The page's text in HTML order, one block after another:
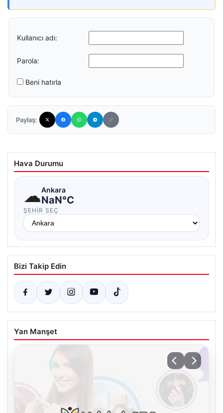
Kullanıcı adı:
Parola:
Beni hatırla
Paylaş:
Hava Durumu
☁Ankara
NaN°C
ŞEHIR SEÇ
Bizi Takip Edin
Yan Manşet